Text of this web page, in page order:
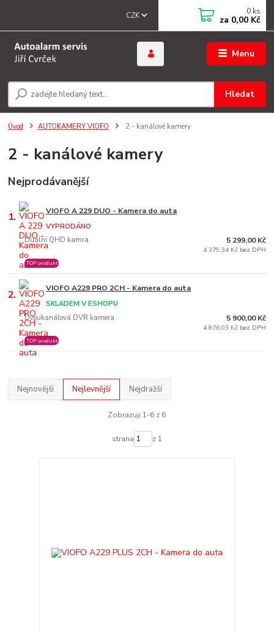
Menu
CZK
Hledat
0 ks
za 0,00 Kč
Úvod AUTOKAMERY VIOFO 2 - kanálové kamery
2 - kanálové kamery
Nejprodávanější
1. VIOFO A 229 DUO - Kamera do auta
Duální QHD kamra
VYPRODÁNO
TOP produkt
5 299,00 Kč
4 379,34 Kč bez DPH
2. VIOFO A229 PRO 2CH - Kamera do auta
Dvoukanálová DVR kamera
SKLADEM V ESHOPU
TOP produkt
5 900,00 Kč
4 876,03 Kč bez DPH
Nejnovější Nejlevnější Nejdražší
Zobrazuji 1-6 z 6
strana z 1